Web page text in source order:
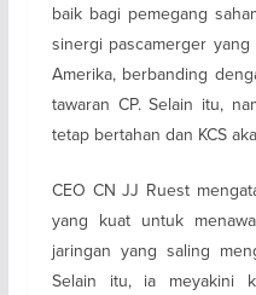
baik bagi pemegang
sinergi pascamerger
Amerika, berbanding
tawaran CP. Selain itu,
tetap bertahan dan KCS
CEO CN JJ Ruest
yang kuat untuk
jaringan yang saling
Selain itu, ia meyakini